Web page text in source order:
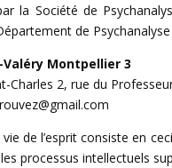
la Société de
de
Valéry Montpellier 3
Charles 2, rue du
de l’esprit consiste en
processus intellectuels